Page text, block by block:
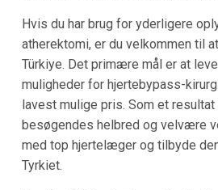
Hvis du har brug for yderligere
atherektomi, er du velkommen til
Türkiye. Det primære mål er at
muligheder for hjertebypass-
lavest mulige pris. Som et
besøgendes helbred og velvære
med top hjertelæger og tilbyde
Tyrkiet.